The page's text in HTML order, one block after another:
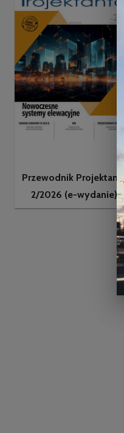
Przewodnik Projektanta
2/2026 (e-wydanie)